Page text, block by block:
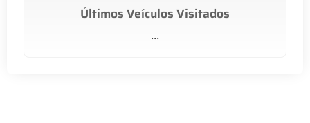
Últimos Veículos Visitados
...